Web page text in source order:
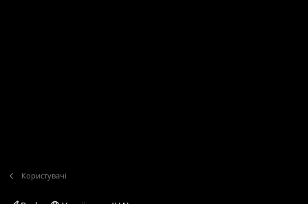
Користувачі